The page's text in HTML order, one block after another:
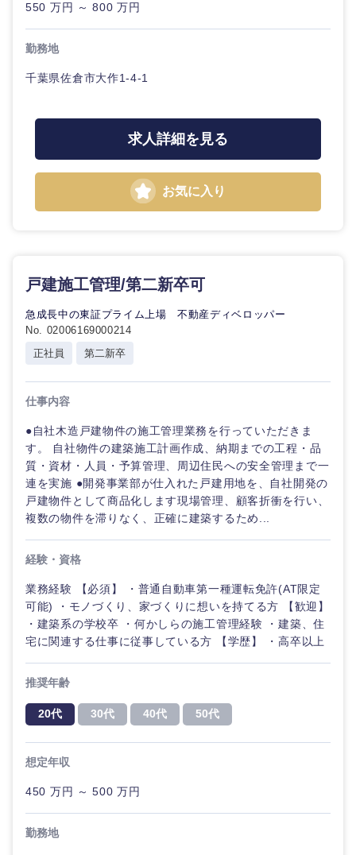
海外
550 万円 ～ 800 万円
勤務地
千葉県佐倉市大作1-4-1
求人詳細を見る
お気に入り
戸建施工管理/第二新卒可
急成長中の東証プライム上場 不動産ディベロッパー
No. 02006169000214
正社員
第二新卒
仕事内容
●自社木造戸建物件の施工管理業務を行っていただきま
す。 自社物件の建築施工計画作成、納期までの工程・品
質・資材・人員・予算管理、周辺住民への安全管理まで一
連を実施 ●開発事業部が仕入れた戸建用地を、自社開発の
戸建物件として商品化します現場管理、顧客折衝を行い、
複数の物件を滞りなく、正確に建築するため...
経験・資格
業務経験 【必須】 ・普通自動車第一種運転免許(AT限定
可能) ・モノづくり、家づくりに想いを持てる方 【歓迎】
・建築系の学校卒 ・何かしらの施工管理経験 ・建築、住
宅に関連する仕事に従事している方 【学歴】 ・高卒以上
推奨年齢
20代 30代 40代 50代
想定年収
450 万円 ～ 500 万円
勤務地